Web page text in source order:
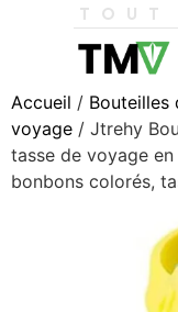
TOUT
Accueil / Bouteilles
voyage / Jtrehy
tasse de voyage
bonbons colorés,